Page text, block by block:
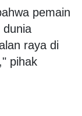
pemain
dunia
raya di
pihak